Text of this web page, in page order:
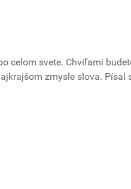
celom svete. Chvíľami
zmysle slova. Písal